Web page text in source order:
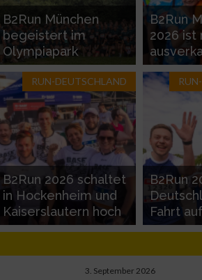
B2Run München
begeistert im
Olympiapark
B2Run
2026 ist
RUN-DEUTSCHLAND
B2Run 2026 schaltet
in Hockenheim und
Kaiserslautern hoch
B2Run
Fahrt auf
3. September 2026